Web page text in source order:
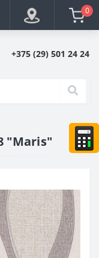
0
+375 (29) 501 24 24
"Maris"